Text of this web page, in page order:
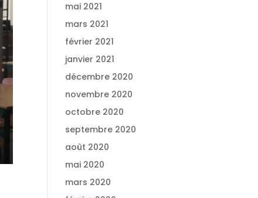
mai 2021
mars 2021
février 2021
janvier 2021
décembre 2020
novembre 2020
octobre 2020
septembre 2020
août 2020
mai 2020
mars 2020